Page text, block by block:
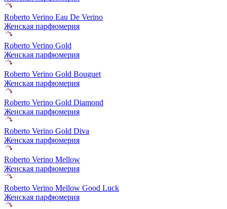
Roberto Verino Eau De Verino
Женская парфюмерия
Roberto Verino Gold
Женская парфюмерия
Roberto Verino Gold Bouguet
Женская парфюмерия
Roberto Verino Gold Diamond
Женская парфюмерия
Roberto Verino Gold Diva
Женская парфюмерия
Roberto Verino Mellow
Женская парфюмерия
Roberto Verino Mellow Good Luck
Женская парфюмерия